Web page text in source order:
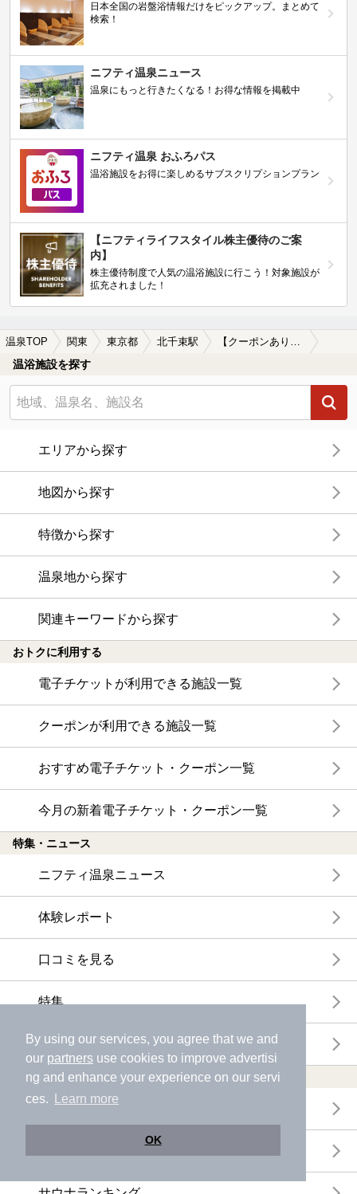
By using our services, you agree that we and
our partners use cookies to improve advertisi
ng and enhance your experience on our servi
ces.
Learn more
OK
日本全国の岩盤浴情報だけをピックアップ。まとめて
検索！
ニフティ温泉ニュース
温泉にもっと行きたくなる！お得な情報を掲載中
ニフティ温泉 おふろパス
温浴施設をお得に楽しめるサブスクリプションプラン
【ニフティライフスタイル株主優待のご案
内】
株主優待制度で人気の温浴施設に行こう！対象施設が
拡充されました！
温泉TOP 関東 東京都 北千束駅
温浴施設を探す
エリアから探す
地図から探す
特徴から探す
温泉地から探す
関連キーワードから探す
おトクに利用する
電子チケットが利用できる施設一覧
クーポンが利用できる施設一覧
おすすめ電子チケット・クーポン一覧
今月の新着電子チケット・クーポン一覧
特集・ニュース
ニフティ温泉ニュース
体験レポート
口コミを見る
特集
ニフティ温泉からのお知らせ
温浴施設ランキング
年間温泉ランキング